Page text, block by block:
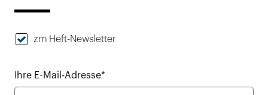
zm Heft-Newsletter
Ihre E-Mail-Adresse*